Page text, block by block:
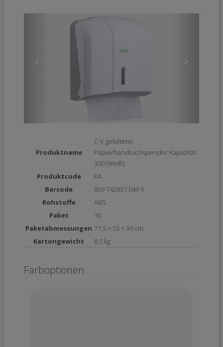
Produktname
C-V gefalteter
Papierhandtuchspender Kapazität
300 (Weiß)
Produktcode
K4
Barcode
869 742837 049 9
Rohstoffe
ABS
Paket
10
Paketabmessungen 71,5 × 55 × 30 cm
Kartongewicht
8,5 kg
Farboptionen